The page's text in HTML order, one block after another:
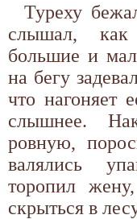
Туреху
слышал,
большие и
на бегу
что нагоняет
слышнее.
ровную,
валялись
торопил
скрыться в